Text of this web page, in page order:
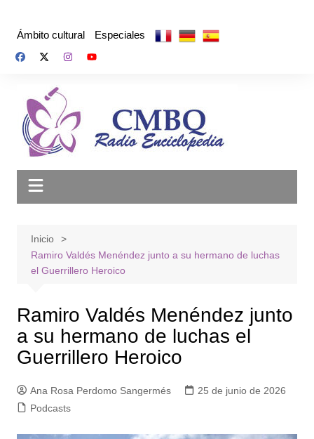
Ámbito cultural Especiales
Inicio
Ramiro Valdés Menéndez junto a su hermano de luchas
el Guerrillero Heroico
Ramiro Valdés Menéndez junto
a su hermano de luchas el
Guerrillero Heroico
Ana Rosa Perdomo Sangermés
25 de junio de 2026
Podcasts